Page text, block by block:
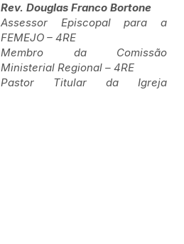
Rev. Douglas Franco Bortone
Assessor Episcopal para a
FEMEJO – 4RE
Membro da Comissão
Ministerial Regional – 4RE
Pastor Titular da Igreja